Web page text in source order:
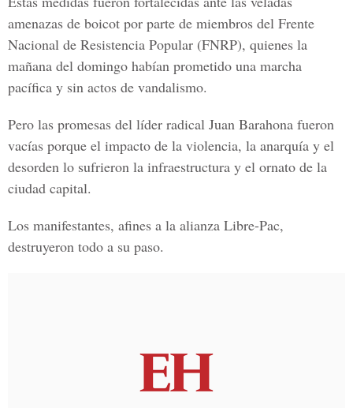
amenazas de boicot por parte de miembros del Frente
Nacional de Resistencia Popular (FNRP), quienes la
mañana del domingo habían prometido una marcha
pacífica y sin actos de vandalismo.
Pero las promesas del líder radical Juan Barahona fueron
vacías porque el impacto de la violencia, la anarquía y el
desorden lo sufrieron la infraestructura y el ornato de la
ciudad capital.
Los manifestantes, afines a la alianza Libre-Pac,
destruyeron todo a su paso.